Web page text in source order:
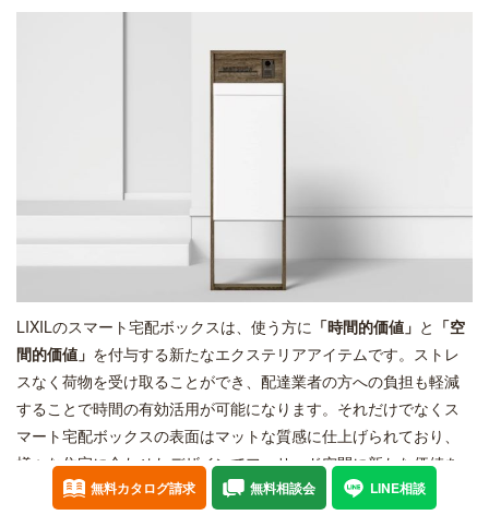
LIXILのスマート宅配ボックスは、使う方に 「時間的価値」 と 「空
間的価値」 を付与する新たなエクステリアアイテムです。ストレ
スなく荷物を受け取ることができ、配達業者の方への負担も軽減
することで時間の有効活用が可能になります。それだけでなくス
マート宅配ボックスの表面はマットな質感に仕上げられており、
様々な住宅に合わせたデザインでファサード空間に新たな価値を
生み出します。無料カタログ請求 無料相談会 LINE相談